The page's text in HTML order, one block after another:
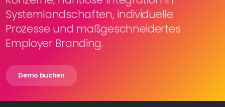
Feedback
geben
Systemlandschaften, individuelle
Prozesse und maßgeschneidertes
Employer Branding.
Demo buchen